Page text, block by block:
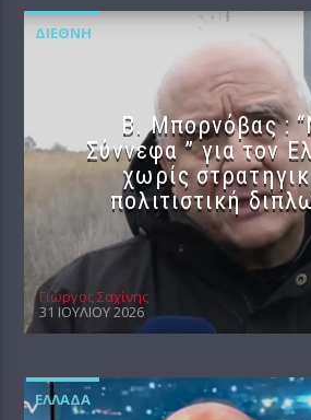
ΔΙΕΘΝΉ
B. Μπορνόβας :
Σύννεφα ” για τον
χωρίς
πολιτιστική
Γιώργος Σαχίνης
31 ΙΟΥΛΊΟΥ 2026
ΕΛΛΆΔΑ